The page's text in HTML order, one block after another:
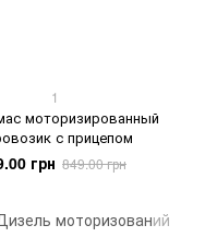
1
моторизированный
с прицепом
грн 849.00 грн